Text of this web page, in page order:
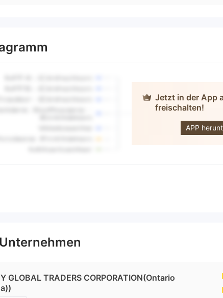
Jetzt in der App
freischalten!
APP
Infinity
GLOBAL TRADERS CORPORATION(Ontario